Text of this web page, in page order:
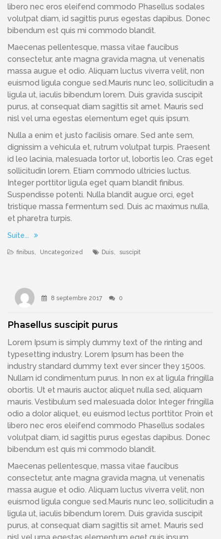
libero nec eros eleifend commodo Phasellus sodales
volutpat diam, id sagittis purus egestas dapibus. Donec
bibendum est quis mi commodo blandit.
Maecenas pellentesque, massa vitae faucibus
consectetur, ante magna gravida magna, ut venenatis
massa augue et odio. Aliquam luctus viverra velit, non
euismod ligula congue sed.Mauris nunc leo, sollicitudin a
ligula ut, iaculis bibendum lorem. Duis gravida suscipit
purus, at consequat diam sagittis sit amet. Mauris sed
nisl vel urna egestas elementum eget quis ipsum.
Nulla a enim et justo facilisis ornare. Sed ante sem,
dignissim a vehicula et, rutrum volutpat turpis. Praesent
id leo lacinia, malesuada tortor ut, lobortis leo. Cras eget
sollicitudin lorem. Etiam commodo ultricies luctus.
Integer porttitor ligula eget quam blandit finibus.
Suspendisse potenti. Nulla blandit augue orci, eget
tristique massa fermentum sed. Duis ac maximus nulla,
et pharetra turpis.
Suite...
finibus, Uncategorized Duis, suscipit
8 septembre 2017 0
Phasellus suscipit purus
Lorem Ipsum is simply dummy text of the rinting and
typesetting industry. Lorem Ipsum has been the
industry standard dummy text ever sincer they 1500s.
Nullam id condimentum purus. In non ex at ligula fringilla
obortis. Ut et mauris auctor, aliquet nulla sed, aliquam
mauris. Vestibulum sed malesuada dolor. Integer fringilla
odio a dolor aliquet, eu euismod lectus porttitor. Proin et
libero nec eros eleifend commodo Phasellus sodales
volutpat diam, id sagittis purus egestas dapibus. Donec
bibendum est quis mi commodo blandit.
Maecenas pellentesque, massa vitae faucibus
consectetur, ante magna gravida magna, ut venenatis
massa augue et odio. Aliquam luctus viverra velit, non
euismod ligula congue sed.Mauris nunc leo, sollicitudin a
ligula ut, iaculis bibendum lorem. Duis gravida suscipit
purus, at consequat diam sagittis sit amet. Mauris sed